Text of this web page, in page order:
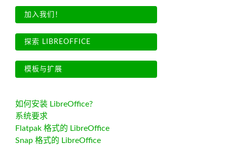
加入我们！
探索 LIBREOFFICE
模板与扩展
如何安装 LibreOffice?
系统要求
Flatpak 格式的 LibreOffice
Snap 格式的 LibreOffice